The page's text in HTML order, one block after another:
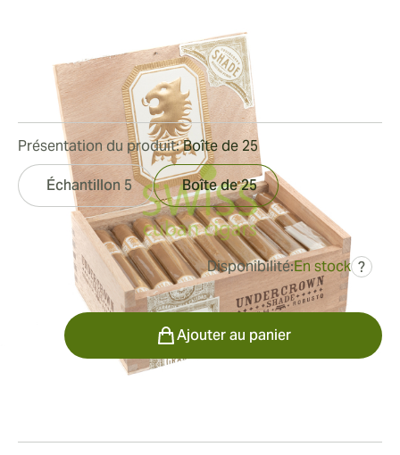
Bague de jauge: 54 Longueur:127 mm / 5 pouces
Commentaires
120,34 € était184,88 €
Disponibilité:En stock ?
Présentation du produit:Boîte de 25
Échantillon 5 Boîte de 25
Ajouter au panier